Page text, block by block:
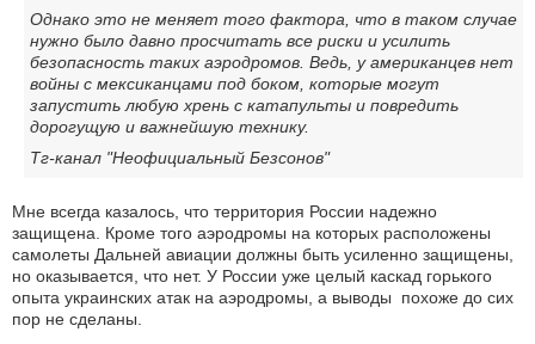
Однако это не меняет того фактора, что в таком случае
нужно было давно просчитать все риски и усилить
безопасность таких аэродромов. Ведь, у американцев нет
войны с мексиканцами под боком, которые могут
запустить любую хрень с катапульты и повредить
дорогущую и важнейшую технику.
Тг-канал "Неофициальный Безсонов"
Мне всегда казалось, что территория России надежно
защищена. Кроме того аэродромы на которых расположены
самолеты Дальней авиации должны быть усиленно защищены,
но оказывается, что нет. У России уже целый каскад горького
опыта украинских атак на аэродромы, а выводы похоже до сих
пор не сделаны.